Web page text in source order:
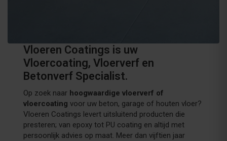
Vloeren Coatings is uw
Vloercoating, Vloerverf en
Betonverf Specialist.
Op zoek naar hoogwaardige vloerverf of
vloercoating voor uw beton, garage of houten vloer?
Vloeren Coatings levert uitsluitend producten die
presteren; van epoxy tot PU coating en altijd met
persoonlijk advies op maat. Meer dan vijftien jaar